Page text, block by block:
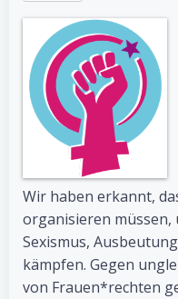
Wir haben erkannt,
organisieren müssen,
Sexismus,
kämpfen. Gegen
von Frauen*rechten